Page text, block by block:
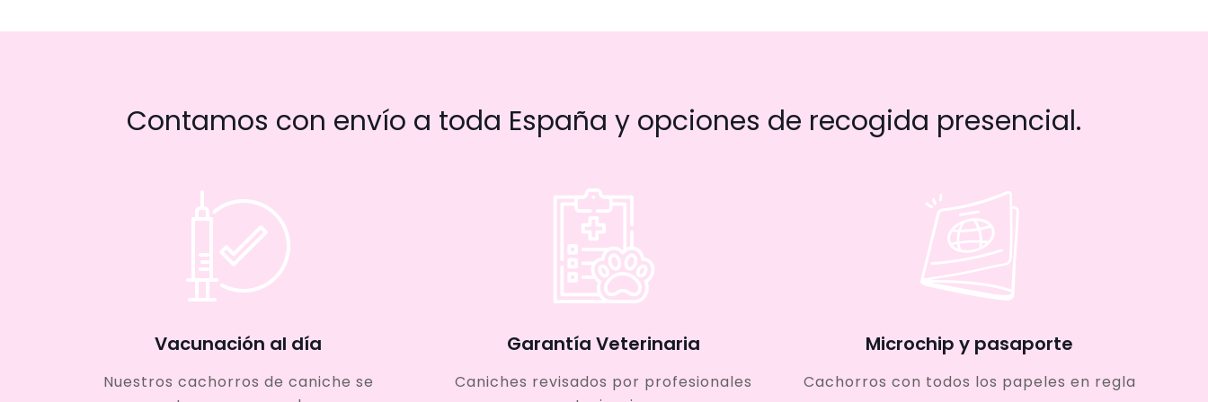
Contamos con envío a toda España y opciones de recogida presencial.
Vacunación al día
Nuestros cachorros de caniche se
Garantía Veterinaria
Caniches revisados por profesionales
Microchip y pasaporte
Cachorros con todos los papeles en regla